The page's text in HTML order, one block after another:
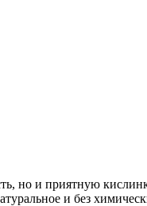
но и приятную
и без